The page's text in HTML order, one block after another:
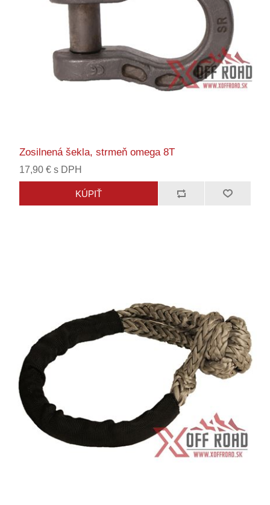
Zosilnená šekla, strmeň omega 8T
17,90 € s DPH